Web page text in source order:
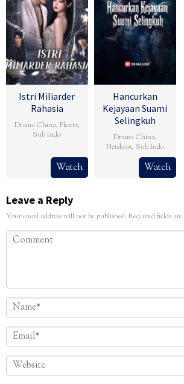
Istri Miliarder
Rahasia
Drama China, Flextv,
Sub Indo
Watch
Hancurkan
Kejayaan Suami
Selingkuh
Drama China,
Netshort, Sub Indo
Watch
Leave a Reply
Your email address will not be published. Required fields